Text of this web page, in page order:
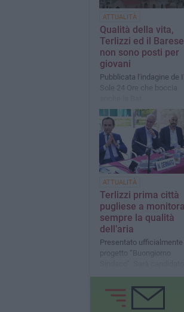
ATTUALITÀ
Qualità della vita,
Terlizzi ed il Barese
non sono posti per
giovani
Pubblicata l'indagine de Il
Sole 24 Ore che boccia
ATTUALITÀ
Terlizzi prima città
pugliese a
sempre la qualità
dell’aria
Presentato ufficialmente
progetto “Buongiorno
Sane del 2022